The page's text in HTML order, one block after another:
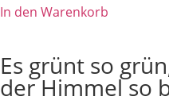
In den Warenkorb
Es grünt so
der Himmel so